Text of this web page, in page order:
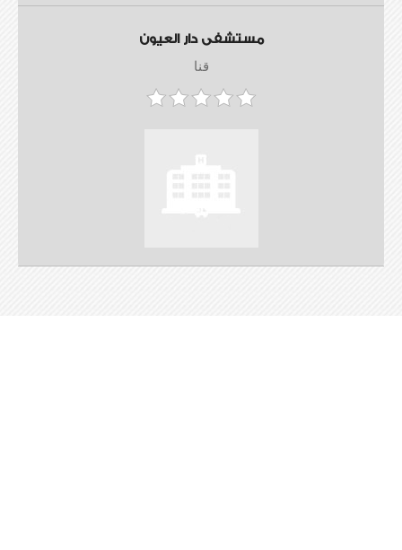
مستشفى دار العيون
قنا